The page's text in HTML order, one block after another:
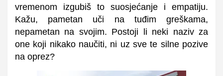
vremenom izgubiš to suosjećanje i empatiju.
Kažu, pametan uči na tuđim greškama,
nepametan na svojim. Postoji li neki naziv za
one koji nikako naučiti, ni uz sve te silne pozive
na oprez?